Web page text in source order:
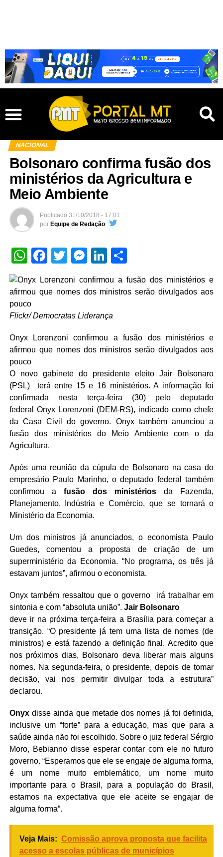
NACIONAL
Bolsonaro confirma fusão dos
ministérios da Agricultura e
Meio Ambiente
Publicado 31/10/2018 - 17:01
por Equipe de Redação
WhatsApp
Facebook
TwitterMessenger
LinkedIn
Flickr/ Democratas Liderança
Onyx Lorenzoni confirmou a fusão dos ministérios e
afirmou que nomes dos ministros serão divulgados aos
pouco
O novo gabinete do presidente eleito Jair Bolsonaro
(PSL) terá entre 15 e 16 ministérios. A informação foi
confirmada nesta terça-feira (30) pelo deputado
federal Onyx Lorenzoni (DEM-RS), indicado como chefe
da Casa Civil do governo. Onyx também anunciou a
fusão dos ministérios do Meio Ambiente com o da
Agricultura.
Após uma reunião da cúpula de Bolsonaro na casa do
empresário Paulo Marinho, o deputado federal também
confirmou a fusão dos ministériosda Fazenda,
Planejamento, Indústria e Comércio, que se tornará o
Ministério da Economia.
Um dos ministros já anunciados, o economista Paulo
Guedes, comentou a proposta de criação de um
superministério da Economia. “No programa, os três já
estavam juntos”, afirmou o economista.
Onyx também ressaltou que o governo irá trabalhar em
sintonia e com “absoluta união”. Jair Bolsonaro
deve ir na próxima terça-feira a Brasília para começar a
transição. “O presidente já tem uma lista de nomes (de
ministros) e está fazendo a definição final. Acredito que
nos próximos dias, Bolsonaro deva liberar mais alguns
nomes. Na segunda-feira, o presidente, depois de tomar
decisão, vai nos permitir divulgar toda a estrutura”
declarou.
Onyx disse ainda que metade dos nomes já foi definida,
inclusive um “forte” para a educação, mas que para a
saúde ainda não foi escolhido. Sobre o juiz federal Sérgio
Moro, Bebianno disse esperar contar com ele no futuro
governo. “Esperamos que ele se engaje de alguma forma,
é um nome muito emblemático, um nome muito
importante para o Brasil, para a população do Brasil,
estamos na expectativa que ele aceite se engajar de
alguma forma”.
Veja Mais: Comissão aprova proposta que facilita
acesso a escolas públicas de municípios